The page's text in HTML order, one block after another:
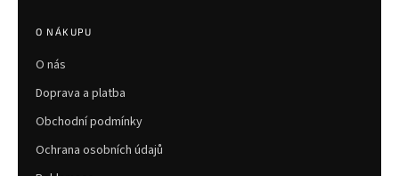
O NÁKUPU
O nás
Doprava a platba
Obchodní podmínky
Ochrana osobních údajů